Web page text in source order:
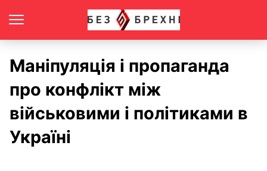
Маніпуляція і пропаганда
про конфлікт між
військовими і політиками в
Україні